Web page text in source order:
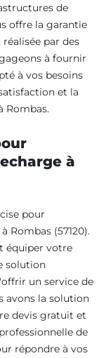
de
offre la garantie
par des
à fournir
à vos besoins
et la
Rombas.
à
pour
Rombas (57120).
équiper votre
solution
un service de
avons la solution
devis gratuit et
de
répondre à vos